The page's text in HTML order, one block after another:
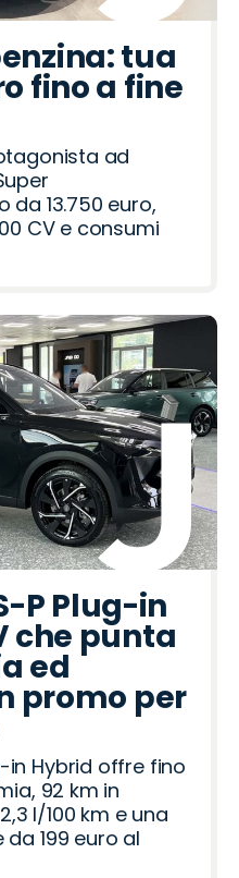
tua
fino a fine
ad
da 13.750 euro,
CV e consumi
P Plug-in
che punta
ed
promo per
in Hybrid offre fino
92 km in
l/100 km e una
199 euro al